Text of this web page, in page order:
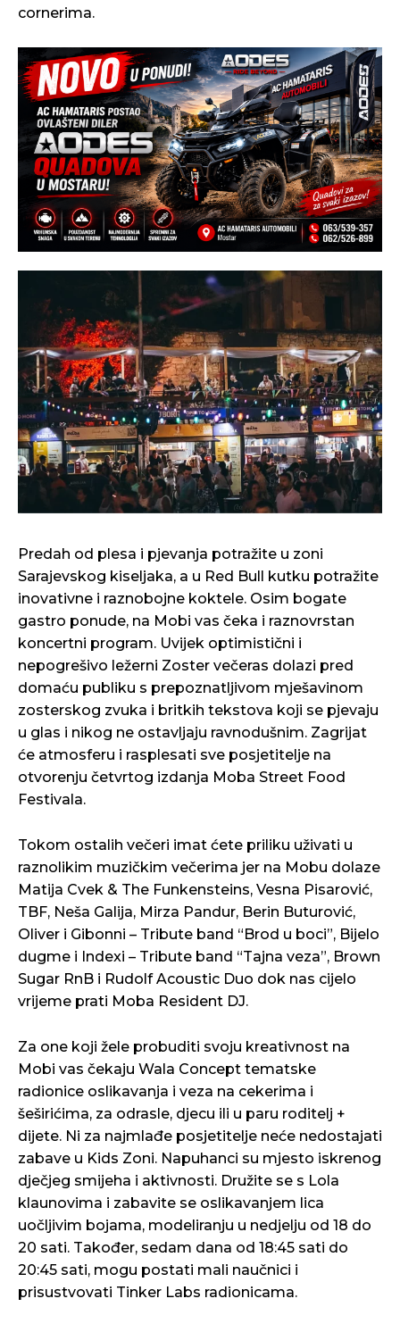
cornerima.
Predah od plesa i pjevanja potražite u zoni
Sarajevskog kiseljaka, a u Red Bull kutku potražite
inovativne i raznobojne koktele. Osim bogate
gastro ponude, na Mobi vas čeka i raznovrstan
koncertni program. Uvijek optimistični i
nepogrešivo ležerni Zoster večeras dolazi pred
domaću publiku s prepoznatljivom mješavinom
zosterskog zvuka i britkih tekstova koji se pjevaju
u glas i nikog ne ostavljaju ravnodušnim. Zagrijat
će atmosferu i rasplesati sve posjetitelje na
otvorenju četvrtog izdanja Moba Street Food
Festivala.
Tokom ostalih večeri imat ćete priliku uživati u
raznolikim muzičkim večerima jer na Mobu dolaze
Matija Cvek & The Funkensteins, Vesna Pisarović,
TBF, Neša Galija, Mirza Pandur, Berin Buturović,
Oliver i Gibonni – Tribute band “Brod u boci”, Bijelo
dugme i Indexi – Tribute band “Tajna veza”, Brown
Sugar RnB i Rudolf Acoustic Duo dok nas cijelo
vrijeme prati Moba Resident DJ.
Za one koji žele probuditi svoju kreativnost na
Mobi vas čekaju Wala Concept tematske
radionice oslikavanja i veza na cekerima i
šeširićima, za odrasle, djecu ili u paru roditelj +
dijete. Ni za najmlađe posjetitelje neće nedostajati
zabave u Kids Zoni. Napuhanci su mjesto iskrenog
dječjeg smijeha i aktivnosti. Družite se s Lola
klaunovima i zabavite se oslikavanjem lica
uočljivim bojama, modeliranju u nedjelju od 18 do
20 sati. Također, sedam dana od 18:45 sati do
20:45 sati, mogu postati mali naučnici i
prisustvovati Tinker Labs radionicama.